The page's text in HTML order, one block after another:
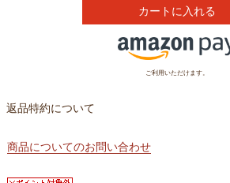
カートに入れる
ご利用いただけます。
返品特約について
商品についてのお問い合わせ